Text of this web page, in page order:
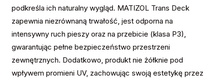
podkreśla ich naturalny wygląd. MATIZOL Trans Deck
zapewnia niezrównaną trwałość, jest odporna na
intensywny ruch pieszy oraz na przebicie (klasa P3),
gwarantując pełne bezpieczeństwo przestrzeni
zewnętrznych. Dodatkowo, produkt nie żółknie pod
wpływem promieni UV, zachowując swoją estetykę przez